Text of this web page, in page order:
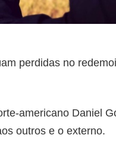
perdidas no
americano Daniel
outros e o externo.